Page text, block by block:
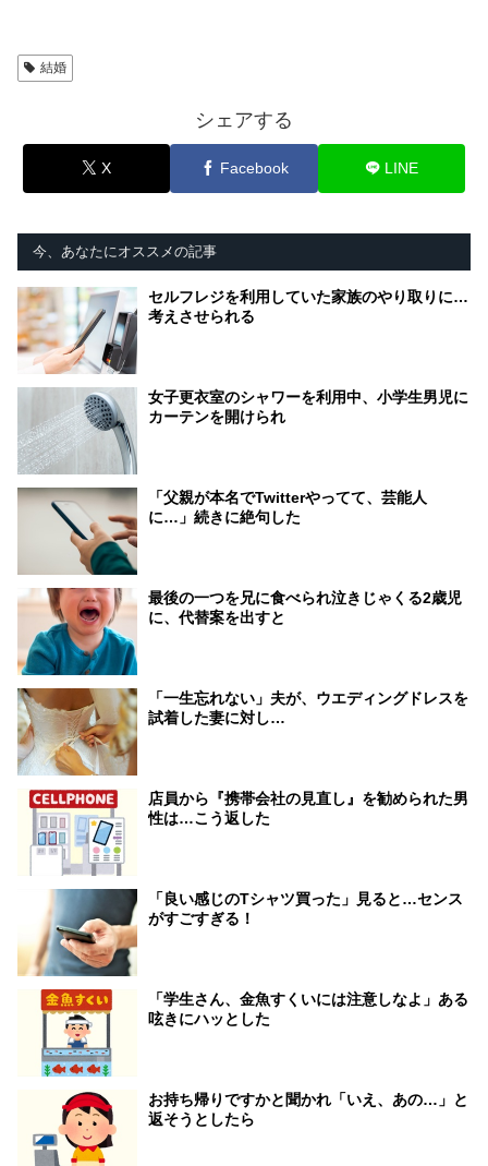
結婚
シェアする
X Facebook LINE
今、あなたにオススメの記事
セルフレジを利用していた家族のやり取りに…
考えさせられる
女子更衣室のシャワーを利用中、小学生男児に
カーテンを開けられ
「父親が本名でTwitterやってて、芸能人
に…」続きに絶句した
最後の一つを兄に食べられ泣きじゃくる2歳児
に、代替案を出すと
「一生忘れない」夫が、ウエディングドレスを
試着した妻に対し…
店員から『携帯会社の見直し』を勧められた男
性は…こう返した
「良い感じのTシャツ買った」見ると…センス
がすごすぎる！
「学生さん、金魚すくいには注意しなよ」ある
呟きにハッとした
お持ち帰りですかと聞かれ「いえ、あの…」と
返そうとしたら